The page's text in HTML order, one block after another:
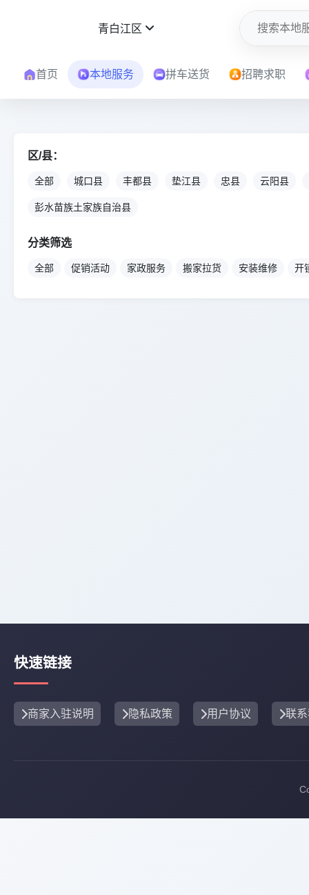
青白江区
首页 本地服务 拼车送货 招聘求职
区/县：
全部 城口县 丰都县 垫江县 忠县 云阳县
彭水苗族土家族自治县
分类筛选
全部 促销活动 家政服务 搬家拉货 安装维修 开
快速链接
商家入驻说明 隐私政策 用户协议 联